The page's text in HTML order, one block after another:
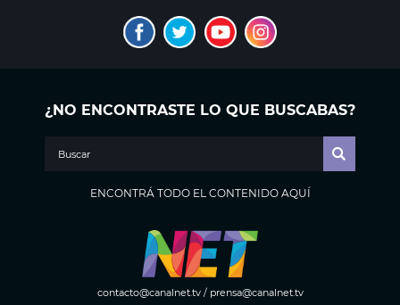
¿NO ENCONTRASTE LO QUE BUSCABAS?
ENCONTRÁ TODO EL CONTENIDO AQUÍ
contacto@canalnet.tv/ prensa@canalnet.tv